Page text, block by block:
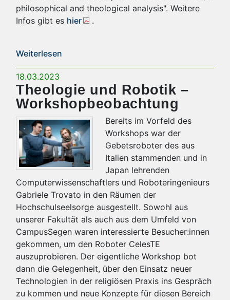
philosophical and theological analysis". Weitere
Infos gibt es hier .
Weiterlesen
18.03.2023
Theologie und Robotik –
Workshopbeobachtung
Bereits im Vorfeld des
Workshops war der
Gebetsroboter des aus
Italien stammenden und in
Japan lehrenden
Computerwissenschaftlers und Roboteringenieurs
Gabriele Trovato in den Räumen der
Hochschulseelsorge ausgestellt. Sowohl aus
unserer Fakultät als auch aus dem Umfeld von
CampusSegen waren interessierte Besucher:innen
gekommen, um den Roboter CelesTE
auszuprobieren. Der eigentliche Workshop bot
dann die Gelegenheit, über den Einsatz neuer
Technologien in der religiösen Praxis ins Gespräch
zu kommen und neue Konzepte für diesen Bereich